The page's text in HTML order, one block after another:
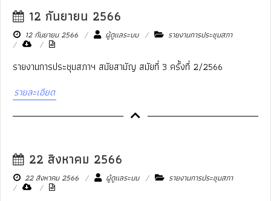
12 กันยายน 2566
12 กันยายน 2566 ผู้ดูแลระบบ รายงานการประชุมสภา
รายงานการประชุมสภาฯ สมัยสามัญ สมัยที่ 3 ครั้งที่ 2/2566
รายละเอียด
22 สิงหาคม 2566
22 สิงหาคม 2566 ผู้ดูแลระบบ รายงานการประชุมสภา